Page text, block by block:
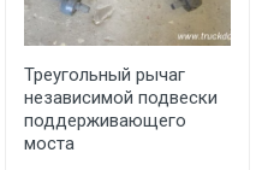
Треугольный рычаг
независимой подвески
поддерживающего
моста